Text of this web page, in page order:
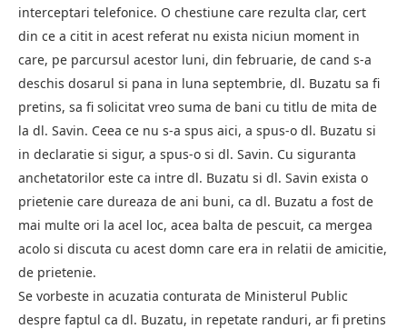
interceptari telefonice. O chestiune care rezulta clar, cert
din ce a citit in acest referat nu exista niciun moment in
care, pe parcursul acestor luni, din februarie, de cand s-a
deschis dosarul si pana in luna septembrie, dl. Buzatu sa fi
pretins, sa fi solicitat vreo suma de bani cu titlu de mita de
la dl. Savin. Ceea ce nu s-a spus aici, a spus-o dl. Buzatu si
in declaratie si sigur, a spus-o si dl. Savin. Cu siguranta
anchetatorilor este ca intre dl. Buzatu si dl. Savin exista o
prietenie care dureaza de ani buni, ca dl. Buzatu a fost de
mai multe ori la acel loc, acea balta de pescuit, ca mergea
acolo si discuta cu acest domn care era in relatii de amicitie,
de prietenie.
Se vorbeste in acuzatia conturata de Ministerul Public
despre faptul ca dl. Buzatu, in repetate randuri, ar fi pretins